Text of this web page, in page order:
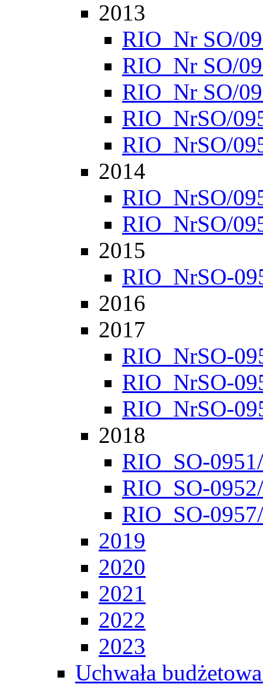
2013
RIO_Nr SO/
RIO_Nr SO/
RIO_Nr SO/
RIO_NrSO/
RIO_NrSO/
2014
RIO_NrSO/
RIO_NrSO/
2015
RIO_NrSO-
2016
2017
RIO_NrSO-
RIO_NrSO-
RIO_NrSO-
2018
RIO_SO-
RIO_SO-
RIO_SO-
2019
2020
2021
2022
2023
Uchwała